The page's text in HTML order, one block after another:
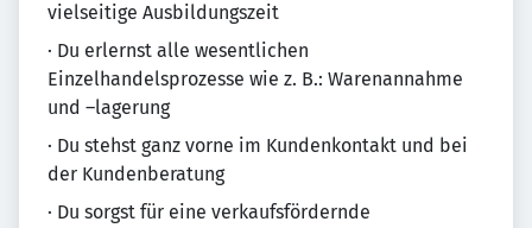
vielseitige Ausbildungszeit
· Du erlernst alle wesentlichen
Einzelhandelsprozesse wie z. B.: Warenannahme
und –lagerung
· Du stehst ganz vorne im Kundenkontakt und bei
der Kundenberatung
· Du sorgst für eine verkaufsfördernde